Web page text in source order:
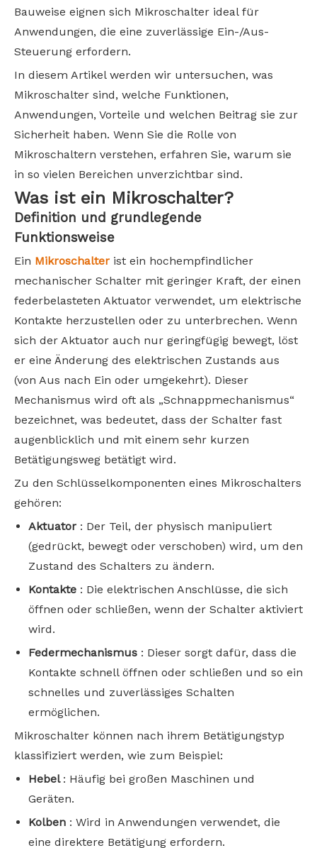
Bauweise eignen sich Mikroschalter ideal für
Anwendungen, die eine zuverlässige Ein-/Aus-
Steuerung erfordern.
In diesem Artikel werden wir untersuchen, was
Mikroschalter sind, welche Funktionen,
Anwendungen, Vorteile und welchen Beitrag sie zur
Sicherheit haben. Wenn Sie die Rolle von
Mikroschaltern verstehen, erfahren Sie, warum sie
in so vielen Bereichen unverzichtbar sind.
Was ist ein Mikroschalter?
Definition und grundlegende
Funktionsweise
Ein Mikroschalter ist ein hochempfindlicher
mechanischer Schalter mit geringer Kraft, der einen
federbelasteten Aktuator verwendet, um elektrische
Kontakte herzustellen oder zu unterbrechen. Wenn
sich der Aktuator auch nur geringfügig bewegt, löst
er eine Änderung des elektrischen Zustands aus
(von Aus nach Ein oder umgekehrt). Dieser
Mechanismus wird oft als „Schnappmechanismus“
bezeichnet, was bedeutet, dass der Schalter fast
augenblicklich und mit einem sehr kurzen
Betätigungsweg betätigt wird.
Zu den Schlüsselkomponenten eines Mikroschalters
gehören:
Aktuator : Der Teil, der physisch manipuliert
(gedrückt, bewegt oder verschoben) wird, um den
Zustand des Schalters zu ändern.
Kontakte : Die elektrischen Anschlüsse, die sich
öffnen oder schließen, wenn der Schalter aktiviert
wird.
Federmechanismus : Dieser sorgt dafür, dass die
Kontakte schnell öffnen oder schließen und so ein
schnelles und zuverlässiges Schalten
ermöglichen.
Mikroschalter können nach ihrem Betätigungstyp
klassifiziert werden, wie zum Beispiel:
Hebel : Häufig bei großen Maschinen und
Geräten.
Kolben : Wird in Anwendungen verwendet, die
eine direktere Betätigung erfordern.